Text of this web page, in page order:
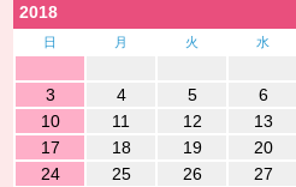
2018
日 月 火 水
3
4 5 6
10
11 12 13
17
18 19 20
24
25 26 27